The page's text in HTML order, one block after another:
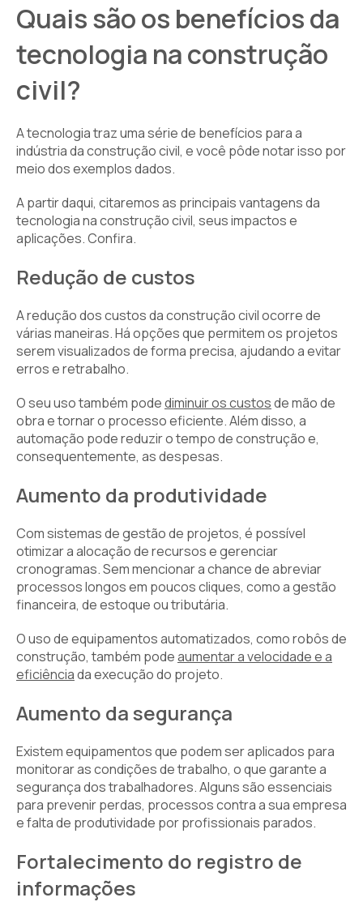
Quais são os benefícios da
tecnologia na construção
civil?
A tecnologia traz uma série de benefícios para a
indústria da construção civil, e você pôde notar isso por
meio dos exemplos dados.
A partir daqui, citaremos as principais vantagens da
tecnologia na construção civil, seus impactos e
aplicações. Confira.
Redução de custos
A redução dos custos da construção civil ocorre de
várias maneiras. Há opções que permitem os projetos
serem visualizados de forma precisa, ajudando a evitar
erros e retrabalho.
O seu uso também podediminuir os custosde mão de
obra e tornar o processo eficiente. Além disso, a
automação pode reduzir o tempo de construção e,
consequentemente, as despesas.
Aumento da produtividade
Com sistemas de gestão de projetos, é possível
otimizar a alocação de recursos e gerenciar
cronogramas. Sem mencionar a chance de abreviar
processos longos em poucos cliques, como a gestão
financeira, de estoque ou tributária.
O uso de equipamentos automatizados, como robôs de
construção, também podeaumentar a velocidade e a
eficiênciada execução do projeto.
Aumento da segurança
Existem equipamentos que podem ser aplicados para
monitorar as condições de trabalho, o que garante a
segurança dos trabalhadores. Alguns são essenciais
para prevenir perdas, processos contra a sua empresa
e falta de produtividade por profissionais parados.
Fortalecimento do registro de
informações